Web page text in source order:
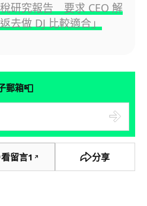
研究報告 要求 CEO 解
去做 DJ 比較適合」
郵箱📮
看留言1 ↗ 分享